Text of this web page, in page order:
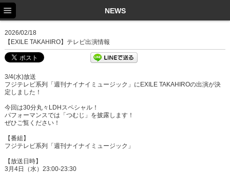
NEWS
2026/02/18
【EXILE TAKAHIRO】テレビ出演情報
3/4(水)放送
フジテレビ系列「週刊ナイナイミュージック」にEXILE TAKAHIROの出演が決
定しました！
今回は30分丸々LDHスペシャル！
パフォーマンスでは「つむじ」を披露します！
ぜひご覧ください！
【番組】
フジテレビ系列「週刊ナイナイミュージック」
【放送日時】
3月4日（水）23:00-23:30
NEWS
SCHEDULE
DISCOGRAPHY
EX FAMILY